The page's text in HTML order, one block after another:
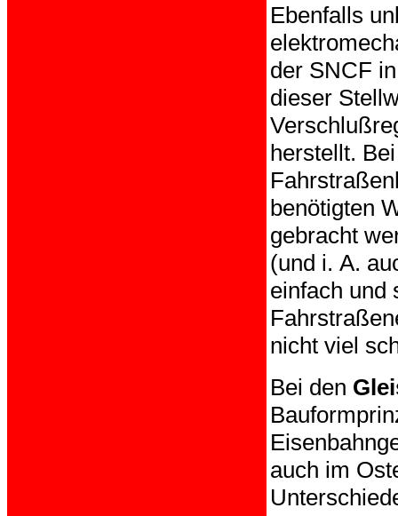
Ebenfalls
der SNCF
dieser
herstellt.
benötigten
gebracht
(und i. A.
einfach und
nicht viel
Bei den
auch im